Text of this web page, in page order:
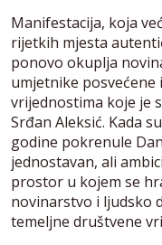
Manifestacija, koja
rijetkih mjesta
ponovo okuplja
umjetnike
vrijednostima koje je
Srđan Aleksić. Kada
godine pokrenule
jednostavan, ali
prostor u kojem se
novinarstvo i ljudsko
temeljne društvene